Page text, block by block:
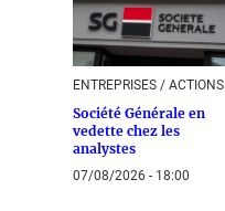
ENTREPRISES / ACTIONS
Société Générale en
vedette chez les
analystes
07/08/2026 - 18:00